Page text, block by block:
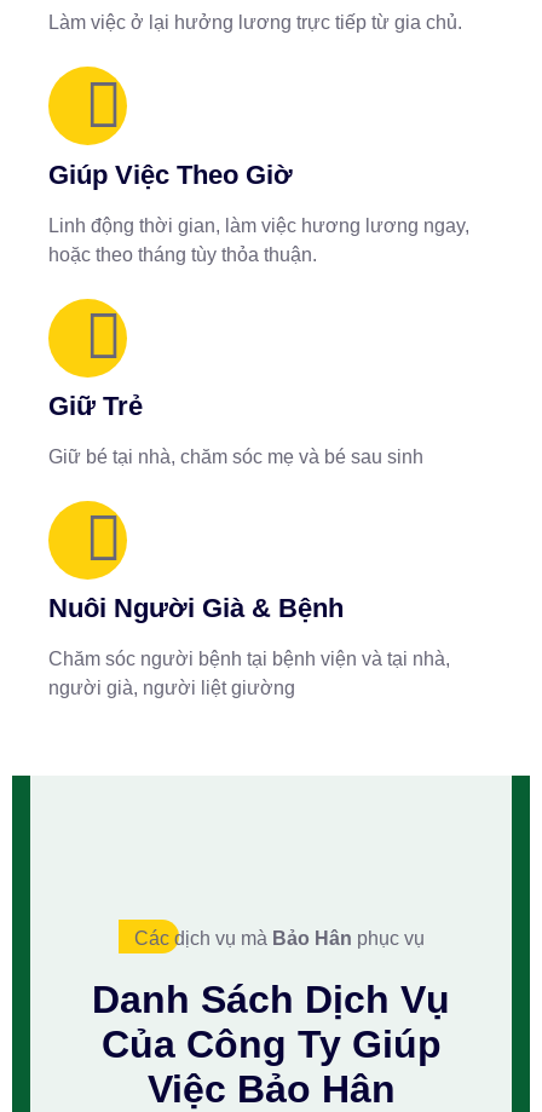
Làm việc ở lại hưởng lương trực tiếp từ gia chủ.
Giúp Việc Theo Giờ
Linh động thời gian, làm việc hương lương ngay,
hoặc theo tháng tùy thỏa thuận.
Giữ Trẻ
Giữ bé tại nhà, chăm sóc mẹ và bé sau sinh
Nuôi Người Già & Bệnh
Chăm sóc người bệnh tại bệnh viện và tại nhà,
người già, người liệt giường
Các dịch vụ mà Bảo Hân phục vụ
Danh Sách Dịch Vụ
Của Công TyGiúp
Việc Bảo Hân